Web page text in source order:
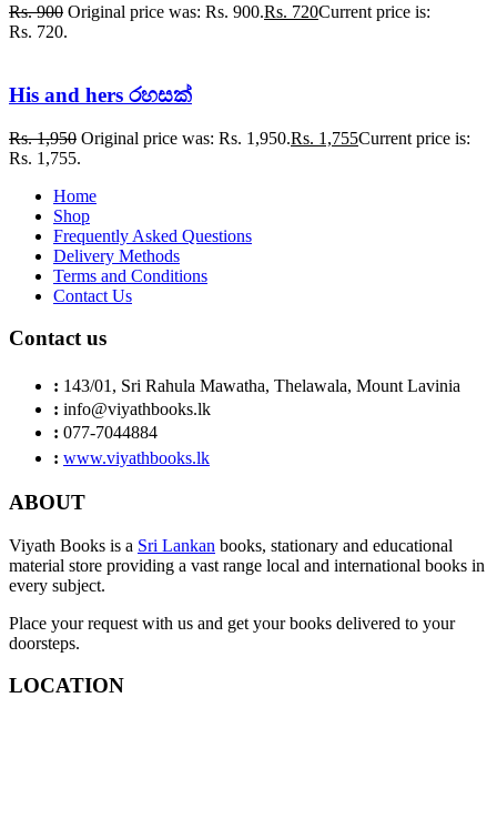
Rs.900 Original price was: Rs. 900.Rs. 720Current price is:
Rs. 720.
His and hers රහසක්
Rs.1,950 Original price was: Rs. 1,950.Rs. 1,755Current price is:
Rs. 1,755.
Home
Shop
Frequently Asked Questions
Delivery Methods
Terms and Conditions
Contact Us
Contact us
: 143/01, Sri Rahula Mawatha, Thelawala, Mount Lavinia
: info@viyathbooks.lk
: 077-7044884
: www.viyathbooks.lk
ABOUT
Viyath Books is a Sri Lankan books, stationary and educational
material store providing a vast range local and international books in
every subject.
Place your request with us and get your books delivered to your
doorsteps.
LOCATION